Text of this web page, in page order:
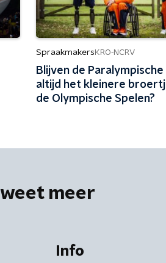
Spraakmakers KRO-NCRV
Blijven de Paralympische
altijd het kleinere
de Olympische Spelen?
weet meer
Info